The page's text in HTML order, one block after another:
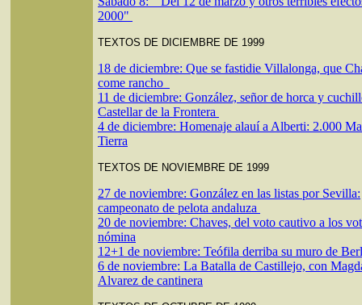
2000"
TEXTOS DE DICIEMBRE DE 1999
18 de diciembre: Que se fastidie Villalonga, que
come rancho
11 de diciembre: González, señor de horca y
Castellar de la Frontera
4 de diciembre: Homenaje alauí a Alberti: 2.000
Tierra
TEXTOS DE NOVIEMBRE DE 1999
27 de noviembre: González en las listas por Sevilla:
campeonato de pelota andaluza
20 de noviembre: Chaves, del voto cautivo a los
nómina
12+1 de noviembre: Teófila derriba su muro de
6 de noviembre: La Batalla de Castillejo, con
Alvarez de cantinera